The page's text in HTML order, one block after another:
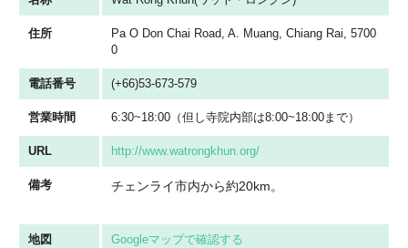
住所
Pa O Don Chai Road, A. Muang, Chiang Rai, 5700
0
電話番号 (+66)53-673-579
営業時間 6:30~18:00（但し寺院内部は8:00~18:00まで）
URL http://www.watrongkhun.org/
備考 チェンライ市内から約20km。
地図 Googleマップで確認する